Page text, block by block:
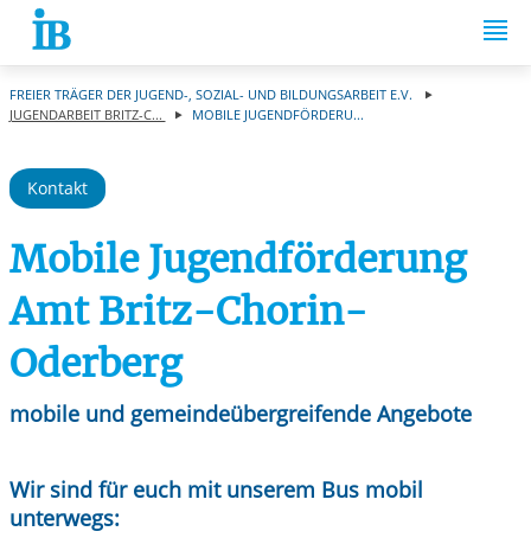
Springe zum Inhalt
FREIER TRÄGER DER JUGEND-, SOZIAL- UND BILDUNGSARBEIT E.V.
JUGENDARBEIT BRITZ-C...
MOBILE JUGENDFÖRDERU...
Kontakt
Mobile Jugendförderung
Amt Britz-Chorin-
Oderberg
mobile und gemeindeübergreifende Angebote
Wir sind für euch mit unserem Bus mobil
unterwegs: